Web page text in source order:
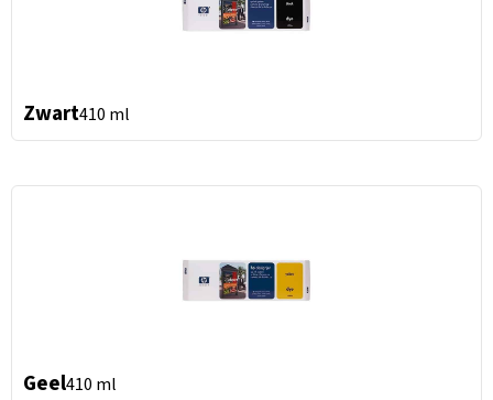
Zwart410 ml
Geel410 ml